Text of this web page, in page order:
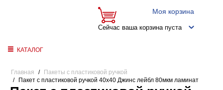
Моя корзина
Сейчас ваша корзина пуста
КАТАЛОГ
Главная /
Пакеты с пластиковой ручкой
/
Пакет с пластиковой ручкой 40x40 Джинс лейбл 80мкм ламинат